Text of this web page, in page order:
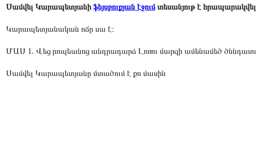
Սամվել Կարապետյանի ֆեյսբուքյան էջումտեսանյութ է
Կարապետյանական ոճը սա է։
ՄԱՍ 1. Վեց րոպեանոց անդրադարձ Լոռու մարզի ամենամեծ
Սամվել Կարապետյանը մտածում է քո մասին